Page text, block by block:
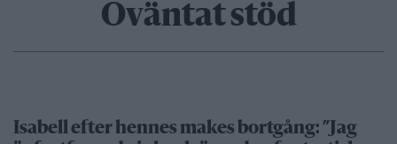
Oväntat stöd
Isabell efter hennes makes bortgång: ”Jag